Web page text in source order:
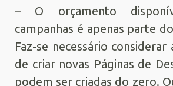
– O orçamento
campanhas é apenas parte
Faz-se necessário considerar
de criar novas Páginas de
podem ser criadas do zero.